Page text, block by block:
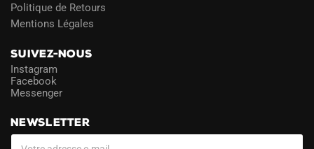
Politique de Retours
Mentions Légales
SUIVEZ-NOUS
Instagram
Facebook
Messenger
NEWSLETTER